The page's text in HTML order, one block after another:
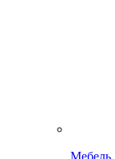
Мебель